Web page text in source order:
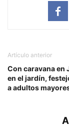
Artículo anterior
Con caravana en
en el jardín,
a adultos